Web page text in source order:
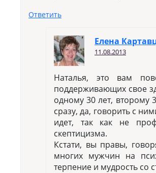
Ответить
Елена
11.08.2013
Наталья, это вам
поддерживающих свое
одному 30 лет, второму
сразу, да, говорить с
идет, так как не
скептицизма.
Кстати, вы правы,
многих мужчин на
терпение и мудрость со